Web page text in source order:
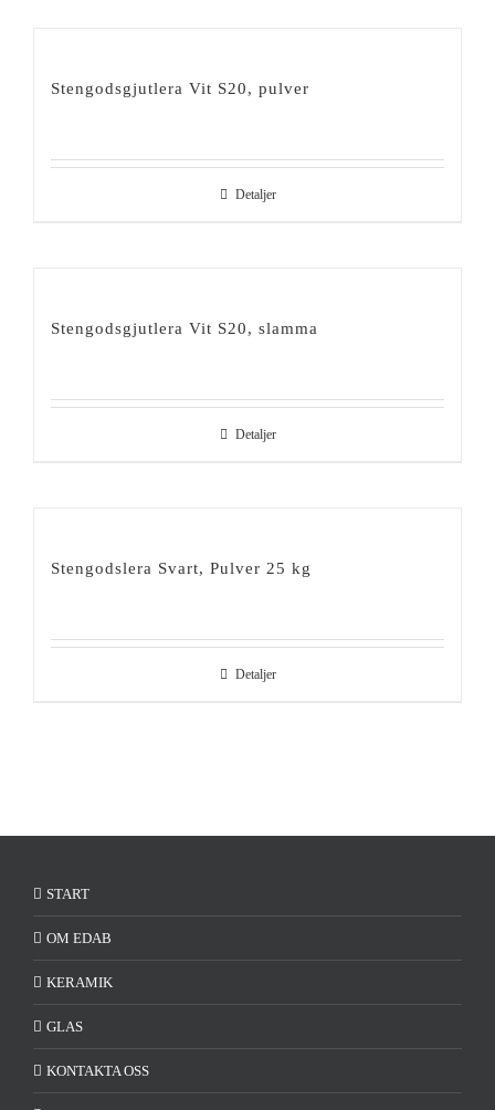
Stengodsgjutlera Vit S20, pulver
Detaljer
Stengodsgjutlera Vit S20, slamma
Detaljer
Stengodslera Svart, Pulver 25 kg
Detaljer
START
OM EDAB
KERAMIK
GLAS
KONTAKTA OSS